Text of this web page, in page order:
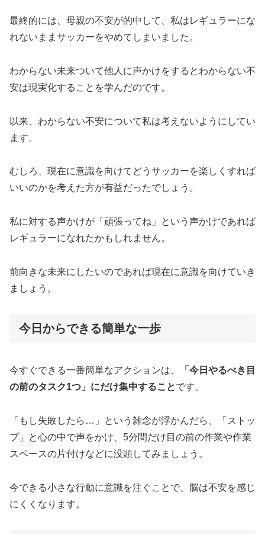
最終的には、母親の不安が的中して、私はレギュラーにな
れないままサッカーをやめてしまいました。
わからない未来ついて他人に声かけをするとわからない不
安は現実化することを学んだのです。
以来、わからない不安について私は考えないようにしてい
ます。
むしろ、現在に意識を向けてどうサッカーを楽しくすれば
いいのかを考えた方が有益だったでしょう。
私に対する声かけが「頑張ってね」という声かけであれば
レギュラーになれたかもしれません。
前向きな未来にしたいのであれば現在に意識を向けていき
ましょう。
今日からできる簡単な一歩
今すぐできる一番簡単なアクションは、
「今日やるべき目
の前のタスク1つ」にだけ集中することです。
「もし失敗したら…」という雑念が浮かんだら、「ストッ
プ」と心の中で声をかけ、5分間だけ目の前の作業や作業
スペースの片付けなどに没頭してみましょう。
今できる小さな行動に意識を注ぐことで、脳は不安を感じ
にくくなります。